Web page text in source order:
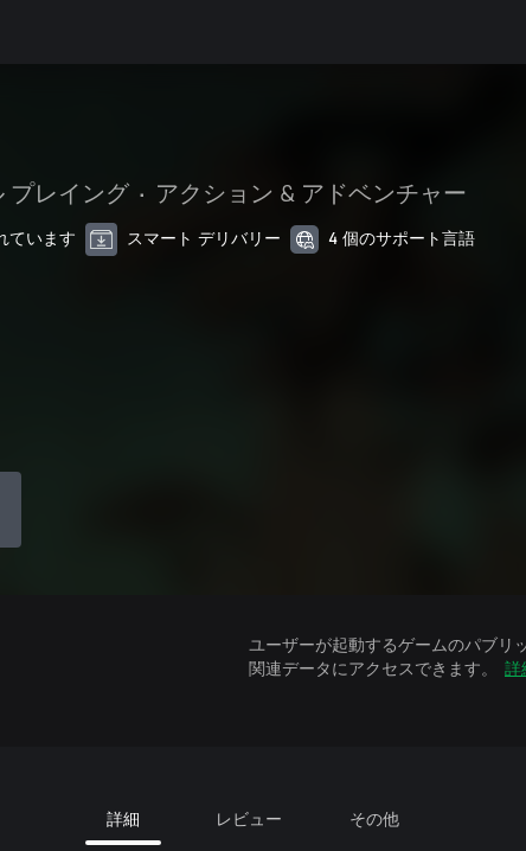
プレイング • アクション & アドベンチャー
ています スマート デリバリー 4 個のサポート言語
ユーザーが起動するゲームのパブリ
関連データにアクセスできます。
詳
詳細 レビュー その他